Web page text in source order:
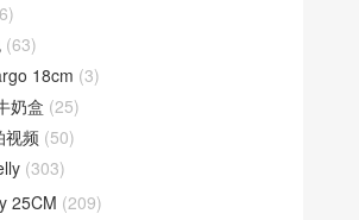
(63)
18cm (3)
奶盒 (25)
视频 (50)
(303)
25CM (209)